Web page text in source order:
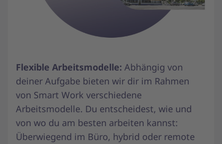
Flexible Arbeitsmodelle: Abhängig von
deiner Aufgabe bieten wir dir im Rahmen
von Smart Work verschiedene
Arbeitsmodelle. Du entscheidest, wie und
von wo du am besten arbeiten kannst:
Überwiegend im Büro, hybrid oder remote